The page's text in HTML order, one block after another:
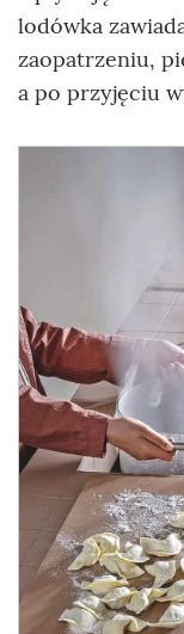
lodówka
zaopatrzeniu,
a po przyjęciu